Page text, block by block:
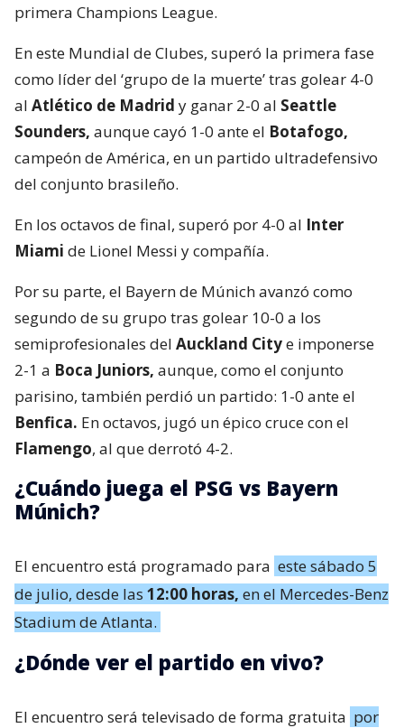
primera Champions League.
En este Mundial de Clubes, superó la primera fase
como líder del ‘grupo de la muerte’ tras golear 4-0
al Atlético de Madrid y ganar 2-0 al Seattle
Sounders, aunque cayó 1-0 ante el Botafogo,
campeón de América, en un partido ultradefensivo
del conjunto brasileño.
En los octavos de final, superó por 4-0 al Inter
Miami de Lionel Messi y compañía.
Por su parte, el Bayern de Múnich avanzó como
segundo de su grupo tras golear 10-0 a los
semiprofesionales del Auckland Citye imponerse
2-1 a Boca Juniors, aunque, como el conjunto
parisino, también perdió un partido: 1-0 ante el
Benfica. En octavos, jugó un épico cruce con el
Flamengo, al que derrotó 4-2.
¿Cuándo juega el PSG vs Bayern
Múnich?
El encuentro está programado para este sábado 5
de julio, desde las 12:00 horas, en el Mercedes-Benz
Stadium de Atlanta.
¿Dónde ver el partido en vivo?
El encuentro será televisado de forma gratuita por